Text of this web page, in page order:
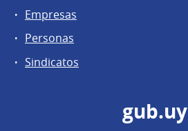
Empresas
Personas
Sindicatos
gub.uy